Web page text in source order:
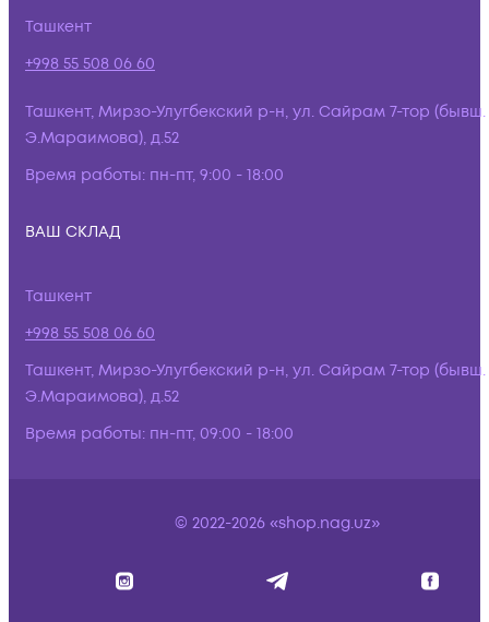
Ташкент
+998 55 508 06 60
Ташкент, Мирзо-Улугбекский р-н, ул. Сайрам 7-тор (бывш.
Э.Мараимова), д.52
Время работы: пн-пт, 9:00 - 18:00
ВАШ СКЛАД
Ташкент
+998 55 508 06 60
Ташкент, Мирзо-Улугбекский р-н, ул. Сайрам 7-тор (бывш.
Э.Мараимова), д.52
Время работы: пн-пт, 09:00 - 18:00
© 2022-2026 «shop.nag.uz»